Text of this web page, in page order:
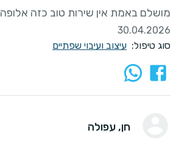
מושלם באמת אין שירות טוב כזה אלופה
30.04.2026
סוג טיפול: עיצוב ועיבוי שפתיים
חן, עפולה